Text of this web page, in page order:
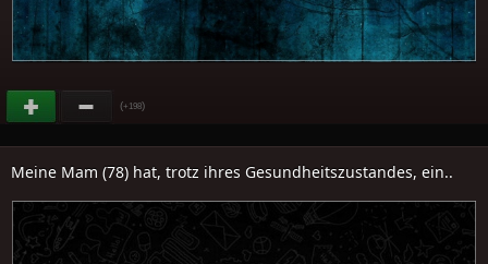
(+198)
Meine Mam (78) hat, trotz ihres Gesundheitszustandes, ein..